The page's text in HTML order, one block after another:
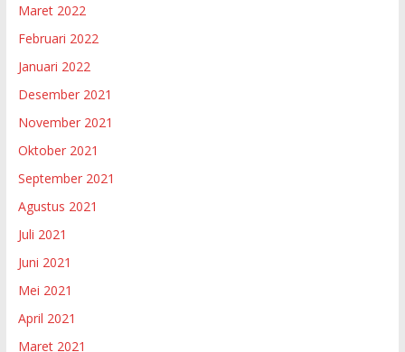
Maret 2022
Februari 2022
Januari 2022
Desember 2021
November 2021
Oktober 2021
September 2021
Agustus 2021
Juli 2021
Juni 2021
Mei 2021
April 2021
Maret 2021